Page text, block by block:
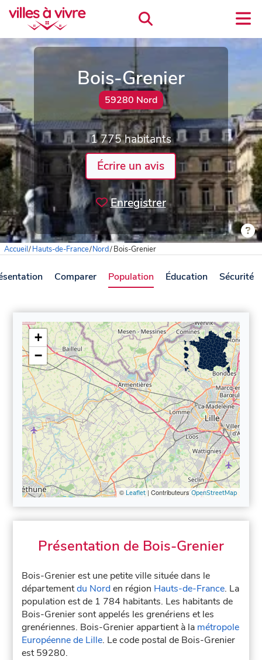
Bois-Grenier
59280 Nord
1 775 habitants
Écrire un avis
Enregistrer
Accueil/Hauts-de-France/Nord/Bois-Grenier
Comparer Population Éducation Sécurité
+
−
© Leaflet| ContributeursOpenStreetMap
Présentation de Bois-Grenier
Bois-Grenier est une petite ville située dans le
départementdu Norden région Hauts-de-France. La
population est de 1 784 habitants. Les habitants de
Bois-Grenier sont appelés les grenériens et les
grenériennes. Bois-Grenier appartient à la métropole
Européenne de Lille. Le code postal de Bois-Grenier
est 59280.